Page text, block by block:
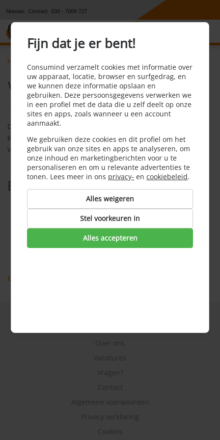
Nieuws Contact 030 - 7009 727
Home
Wat is triple play?
Dit is een pakket waarbij internet, televiesie en telefonie door
één provider wordt aangeboden. Andere gangbare namen
voor een dergelijk pakket zijn 3-in-1 of alles-in-1-pakket.
Bekijk ook
3-in-1-pakket
Aanbieders internet, televisie en bellen
ADSL
Meer veel gestelde vragen
Over ons
Vacatures
Vragen?
Contact
Algemene voorwaarden
Privacy verklaring
Cookies
Fijn dat je er bent!
Consumind verzamelt cookies met informatie over
uw apparaat, locatie, browser en surfgedrag, en
we kunnen deze informatie opslaan en
gebruiken. Deze persoonsgegevens verwerken we
in een profiel met de data die u zelf deelt op onze
sites en apps, zoals wanneer u een account
aanmaakt.
We gebruiken deze cookies en dit profiel om het
gebruik van onze sites en apps te analyseren, om
onze inhoud en marketingberichten voor u te
personaliseren en om u relevante advertenties te
tonen. Lees meer in ons privacy- encookiebeleid.
Alles weigeren
Stel voorkeuren in
Alles accepteren